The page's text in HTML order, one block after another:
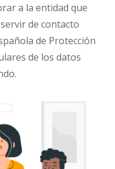
a la entidad que
de contacto
de Protección
de los datos